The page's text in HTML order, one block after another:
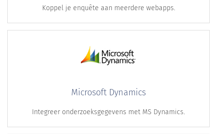
Koppel je enquête aan meerdere webapps.
Microsoft Dynamics
Integreer onderzoeksgegevens met MS Dynamics.